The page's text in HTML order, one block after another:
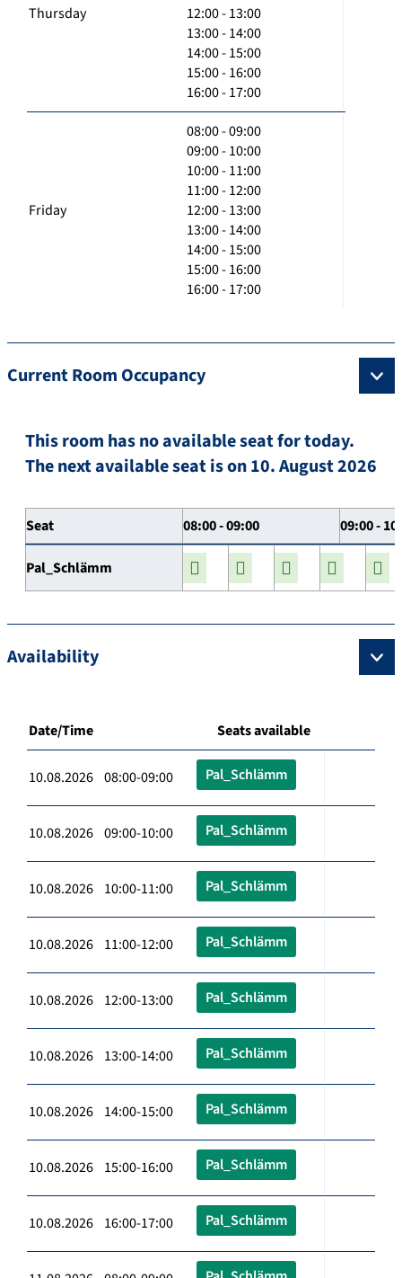
Thursday
12:00 - 13:00
13:00 - 14:00
14:00 - 15:00
15:00 - 16:00
16:00 - 17:00
Friday
08:00 - 09:00
09:00 - 10:00
10:00 - 11:00
11:00 - 12:00
12:00 - 13:00
13:00 - 14:00
14:00 - 15:00
15:00 - 16:00
16:00 - 17:00
Current Room Occupancy
This room has no available seat for today.
The next available seat is on 10. August 2026
Seat 08:00 - 09:00 09:00 -
Pal_Schlämm
Availability
Date/Time Seats available
10.08.2026 08:00-09:00 Pal_Schlämm
10.08.2026 09:00-10:00 Pal_Schlämm
10.08.2026 10:00-11:00 Pal_Schlämm
10.08.2026 11:00-12:00 Pal_Schlämm
10.08.2026 12:00-13:00 Pal_Schlämm
10.08.2026 13:00-14:00 Pal_Schlämm
10.08.2026 14:00-15:00 Pal_Schlämm
10.08.2026 15:00-16:00 Pal_Schlämm
10.08.2026 16:00-17:00 Pal_Schlämm